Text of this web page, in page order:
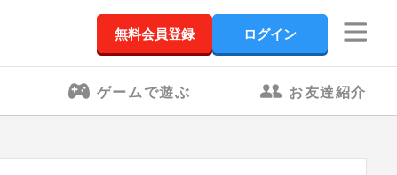
無料会員登録 ログイン
ゲームで遊ぶ お友達紹介